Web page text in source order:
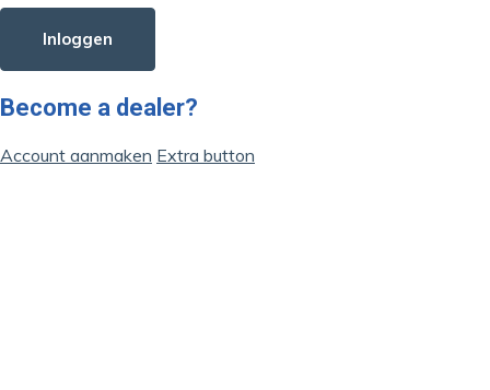
Inloggen
Become a dealer?
Account aanmaken Extra button